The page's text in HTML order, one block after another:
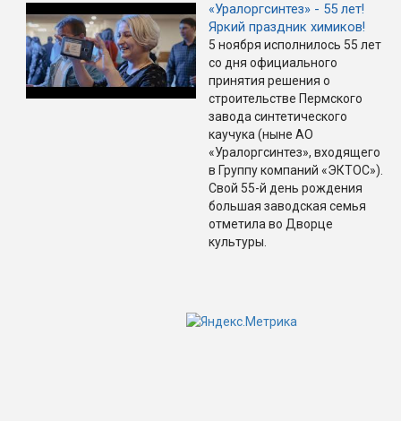
«Уралоргсинтез» - 55 лет!
Яркий праздник химиков!
5 ноября исполнилось 55 лет
со дня официального
принятия решения о
строительстве Пермского
завода синтетического
каучука (ныне АО
«Уралоргсинтез», входящего
в Группу компаний «ЭКТОС»).
Свой 55-й день рождения
большая заводская семья
отметила во Дворце
культуры.